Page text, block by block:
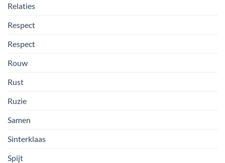
Relaties
Respect
Respect
Rouw
Rust
Ruzie
Samen
Sinterklaas
Spijt